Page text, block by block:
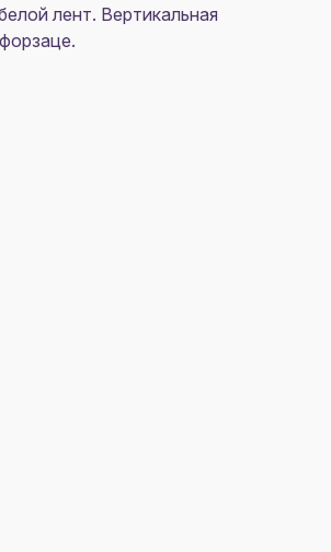
лент. Вертикальная